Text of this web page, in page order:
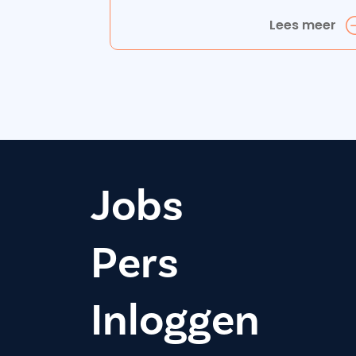
Lees meer
Jobs
Pers
Inloggen